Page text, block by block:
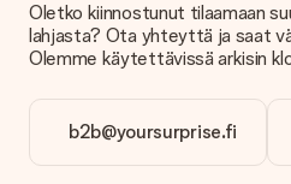
asiakaspalvelutiimiimme ja liitä
mukana. He voivat sitten
Voit ladata editoriin JPG- ja
kuva eri formaatissa? Ota
auttavat sinua mielellään, jotta
Oletko kiinnostunut tilaamaan
lahjasta? Ota yhteyttä ja saat
Olemme käytettävissä arkisin
b2b@yoursurprise.fi